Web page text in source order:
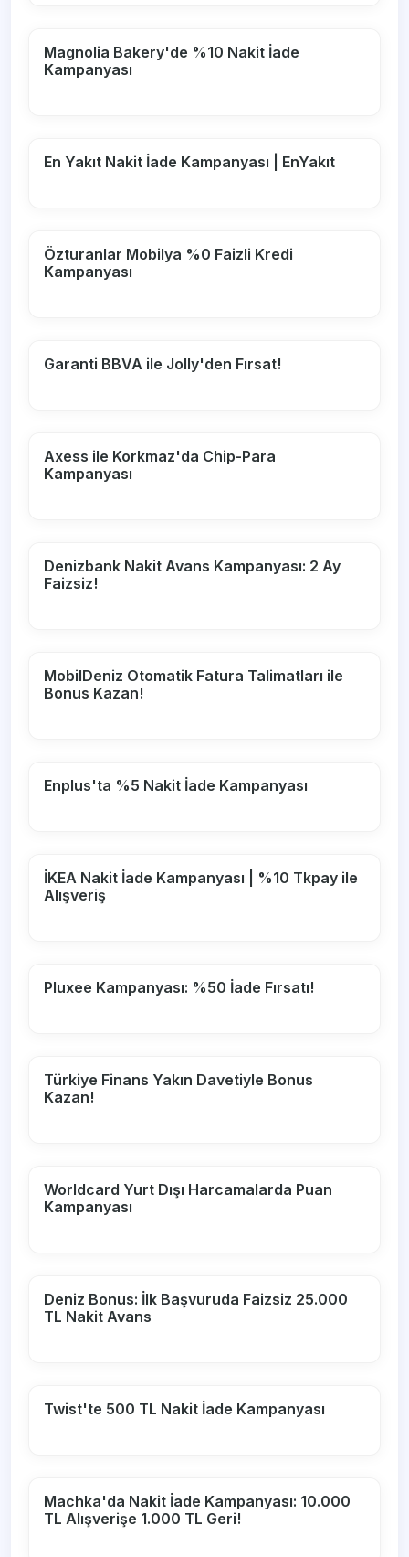
Magnolia Bakery'de %10 Nakit İade
Kampanyası
En Yakıt Nakit İade Kampanyası | EnYakıt
Özturanlar Mobilya %0 Faizli Kredi
Kampanyası
Garanti BBVA ile Jolly'den Fırsat!
Axess ile Korkmaz'da Chip-Para
Kampanyası
Denizbank Nakit Avans Kampanyası: 2 Ay
Faizsiz!
MobilDeniz Otomatik Fatura Talimatları ile
Bonus Kazan!
Enplus'ta %5 Nakit İade Kampanyası
İKEA Nakit İade Kampanyası | %10 Tkpay ile
Alışveriş
Pluxee Kampanyası: %50 İade Fırsatı!
Türkiye Finans Yakın Davetiyle Bonus
Kazan!
Worldcard Yurt Dışı Harcamalarda Puan
Kampanyası
Deniz Bonus: İlk Başvuruda Faizsiz 25.000
TL Nakit Avans
Twist'te 500 TL Nakit İade Kampanyası
Machka'da Nakit İade Kampanyası: 10.000
TL Alışverişe 1.000 TL Geri!